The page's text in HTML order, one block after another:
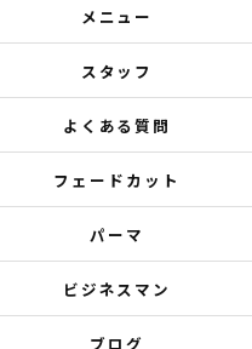
メニュー
スタッフ
よくある質問
フェードカット
パーマ
ビジネスマン
ブログ